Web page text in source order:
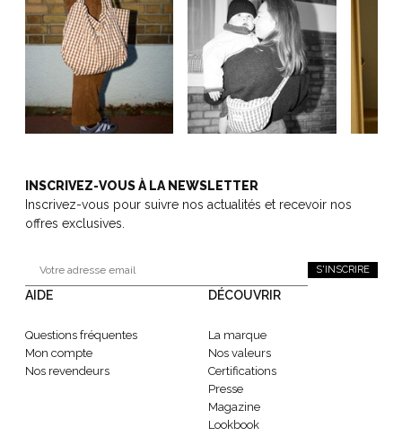
INSCRIVEZ-VOUS À LA NEWSLETTER
Inscrivez-vous pour suivre nos actualités et recevoir nos
offres exclusives.
S'INSCRIRE
AIDE
Questions fréquentes
Mon compte
Nos revendeurs
DÉCOUVRIR
La marque
Nos valeurs
Certifications
Presse
Magazine
Lookbook